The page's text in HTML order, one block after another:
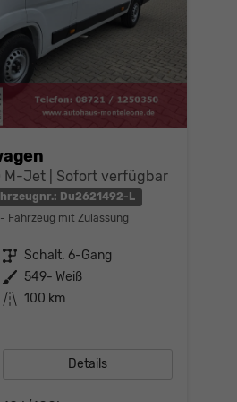
M-Jet | Sofort verfügbar
Du2621492-L
Fahrzeug mit Zulassung
Getriebe Schalt. 6-Gang
Außenfarbe 549- Weiß
Kilometerstand 100 km
Details